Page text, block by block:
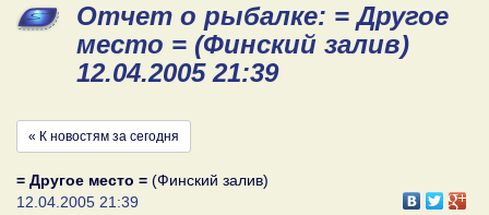
Отчет о рыбалке: = Другое
место = (Финский залив)
12.04.2005 21:39
« К новостям за сегодня
= Другое место = (Финский залив)
12.04.2005 21:39